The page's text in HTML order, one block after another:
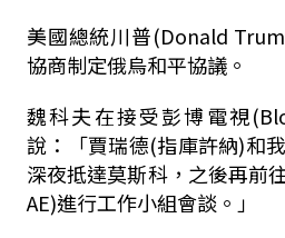
美國總統川普(Donald
協商制定俄烏和平協議。
魏科夫在接受彭博電視
說：「賈瑞德(指庫許納)和
深夜抵達莫斯科，之後再前
AE)進行工作小組會談。」